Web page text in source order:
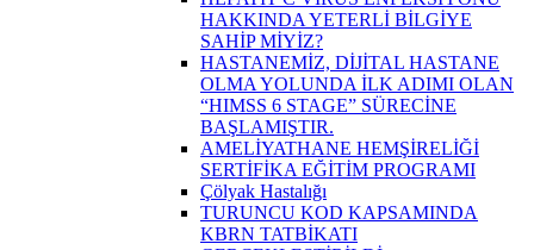
HAKKINDA YETERLİ BİLGİYE
SAHİP MİYİZ?
HASTANEMİZ, DİJİTAL HASTANE
OLMA YOLUNDA İLK ADIMI OLAN
“HIMSS 6 STAGE” SÜRECİNE
BAŞLAMIŞTIR.
AMELİYATHANE HEMŞİRELİĞİ
SERTİFİKA EĞİTİM PROGRAMI
Çölyak Hastalığı
TURUNCU KOD KAPSAMINDA
KBRN TATBİKATI